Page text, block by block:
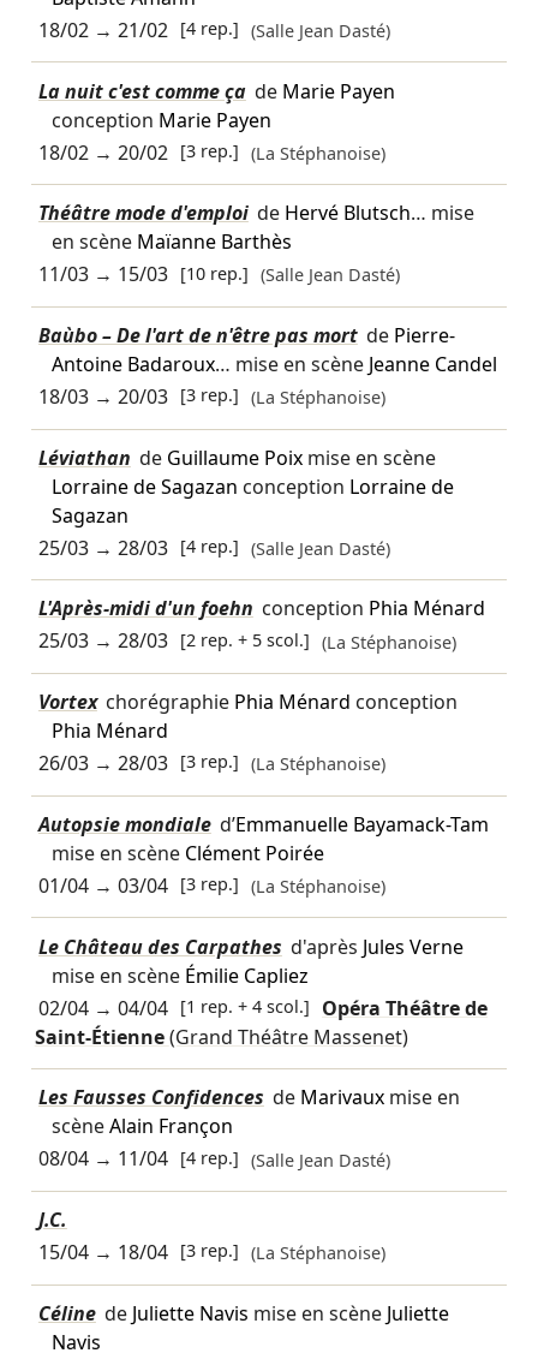
18/02→ 21/02 [4 rep.] (Salle Jean Dasté)
La nuit c'est comme ça de Marie Payen
conception Marie Payen
18/02→ 20/02 [3 rep.] (La Stéphanoise)
Théâtre mode d'emploi de Hervé Blutsch… mise
en scène Maïanne Barthès
11/03→ 15/03 [10 rep.] (Salle Jean Dasté)
Baùbo – De l'art de n'être pas mort de Pierre-
Antoine Badaroux… mise en scène Jeanne Candel
18/03→ 20/03 [3 rep.] (La Stéphanoise)
Léviathan de Guillaume Poixmise en scène
Lorraine de Sagazan conception Lorraine de
Sagazan
25/03→ 28/03 [4 rep.] (Salle Jean Dasté)
L'Après-midi d'un foehn conception Phia Ménard
25/03→ 28/03 [2 rep. + 5 scol.] (La Stéphanoise)
Vortex chorégraphie Phia Ménard conception
Phia Ménard
26/03→ 28/03 [3 rep.] (La Stéphanoise)
Autopsie mondiale d’Emmanuelle Bayamack-Tam
mise en scène Clément Poirée
01/04→ 03/04 [3 rep.] (La Stéphanoise)
Le Château des Carpathes d'après Jules Verne
mise en scène Émilie Capliez
02/04→ 04/04 [1 rep. + 4 scol.]
Opéra Théâtre de
Saint-Étienne(Grand Théâtre Massenet)
Les Fausses Confidences de Marivauxmise en
scèneAlain Françon
08/04→ 11/04 [4 rep.] (Salle Jean Dasté)
J.C.
15/04→ 18/04 [3 rep.] (La Stéphanoise)
Céline de Juliette Navis mise en scène Juliette
Navis